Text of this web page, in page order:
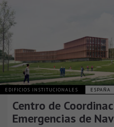
EDIFICIOS INSTITUCIONALES ESPAÑA
Centro de
Emergencias de